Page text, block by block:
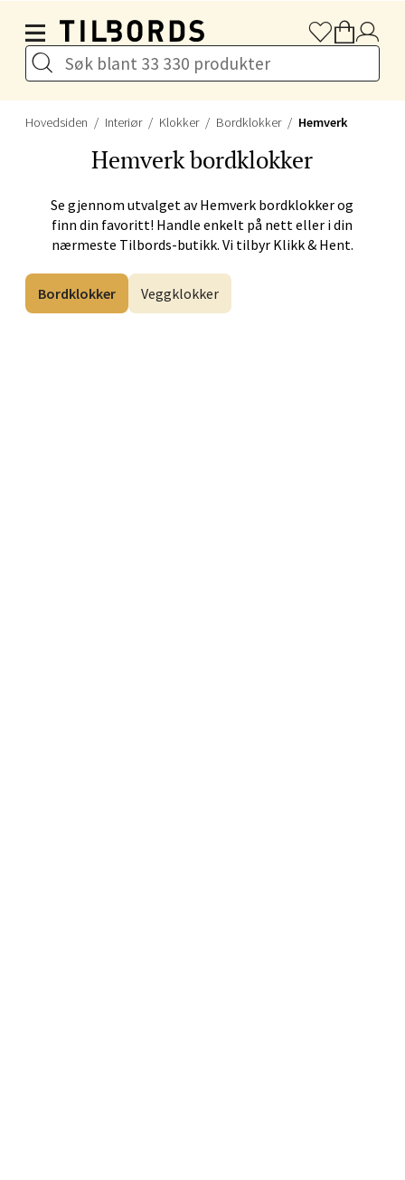
Hovedsiden Interiør Klokker Bordklokker Hemverk
Hemverkbordklokker
Se gjennom utvalget avHemverk bordklokker og
finn din favoritt! Handle enkelt på nett eller i din
nærmeste Tilbords-butikk. Vi tilbyr Klikk & Hent.
Bordklokker Veggklokker
Gulskogen Senter, 3048 Drammen
Åpent i dag 10-21
Velg
Stavanger og Sandnes -
Herbarium
Lars Hertervigs gate 6, 4005 Stavanger
Åpent i dag 10-20